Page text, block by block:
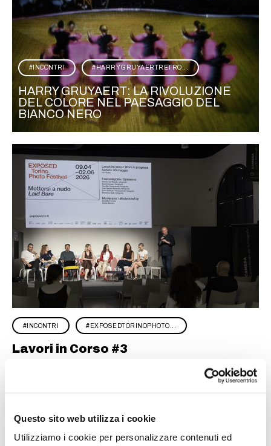
Questo sito web utilizza i cookie
Utilizziamo i cookie per personalizzare contenuti ed
INCONTRI HARRYGRUYAERTRETRO...
HARRY GRUYAERT: LA RIVOLUZIONE
DEL COLORE NEL PAESAGGIO DEL
BIANCO NERO
INCONTRI EXPOSEDTORINOPHOTO...
Lavori in Corso #3